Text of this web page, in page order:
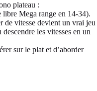
plateau :
libre Mega range en 14-34).
de vitesse devient un vrai jeu
les vitesses en un
sur le plat et d’aborder